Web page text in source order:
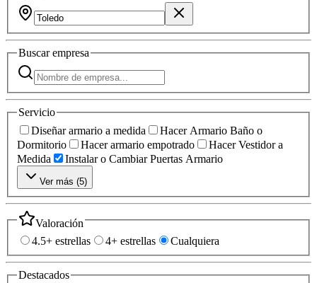
Buscarempresa
Servicio
Diseñar armario a medida
Hacer Armario Baño o
Dormitorio
Hacer armario empotrado
Hacer Vestidor a
Medida
Instalar o Cambiar Puertas Armario
Ver más (5)
Valoración
4.5+ estrellas
4+ estrellas Cualquiera
Destacados